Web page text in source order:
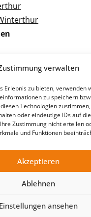
verwalten
Erlebnis zu bieten, verwenden
zu speichern
Technologien
oder eindeutige IDs auf
Zustimmung nicht erteilen
und Funktionen
Akzeptieren
Ablehnen
Einstellungen ansehen
Gallen
AG